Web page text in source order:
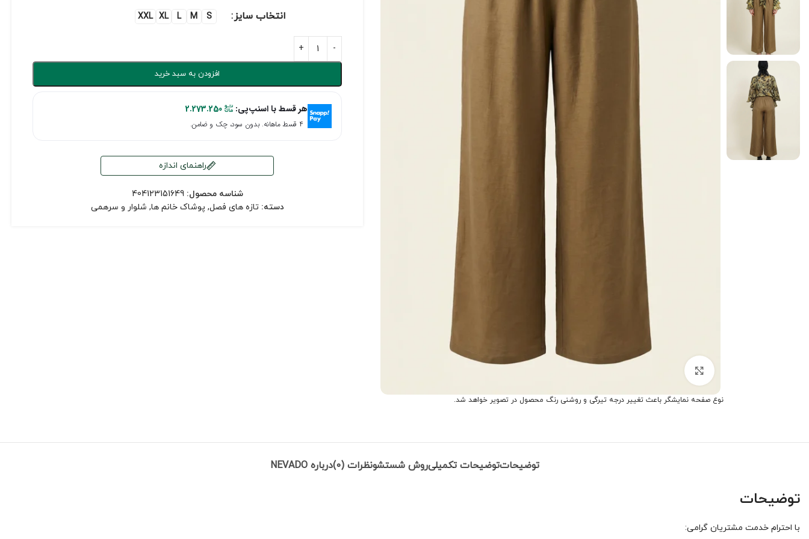
نوع صفحه نمایشگر باعث تغییر درجه تیرگی و روشنی رنگ محصول در تصویر خواهد شد.
انتخاب سایز S
M
L
XL
XXL
افزودن به سبد خرید
هر قسط با اسنپ‌پی: 2.273.250
۴ قسط ماهانه. بدون سود، چک و ضامن.
راهنمای اندازه
شناسه محصول:404123151649
دسته: تازه های فصل, پوشاک خانم ها, شلوار و سرهمی
توضیحاتتوضیحات تکمیلیروش شستشونظرات (0) درباره NEVADO
توضیحات
با احترام خدمت مشتریان گرامی: